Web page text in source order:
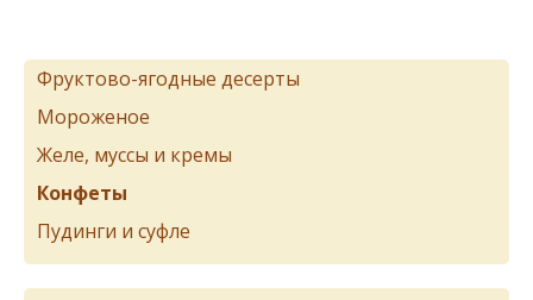
Фруктово-ягодные десерты
Мороженое
Желе, муссы и кремы
Конфеты
Пудинги и суфле